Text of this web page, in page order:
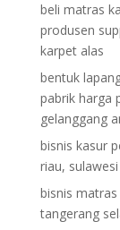
beli matras
produsen
karpet alas
bentuk
pabrik harga
gelanggang
bisnis kasur
riau,
bisnis
tangerang